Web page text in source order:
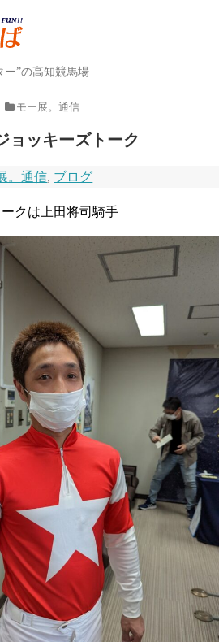
ー”の高知競馬場
モー展。通信
ョッキーズトーク
。通信, ブログ
クは上田将司騎手